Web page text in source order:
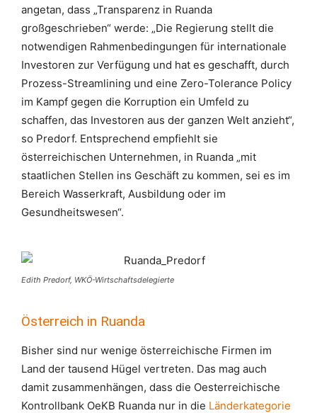
angetan, dass „Transparenz in Ruanda
großgeschrieben“ werde: „Die Regierung stellt die
notwendigen Rahmenbedingungen für internationale
Investoren zur Verfügung und hat es geschafft, durch
Prozess-Streamlining und eine Zero-Tolerance Policy
im Kampf gegen die Korruption ein Umfeld zu
schaffen, das Investoren aus der ganzen Welt anzieht“,
so Predorf. Entsprechend empfiehlt sie
österreichischen Unternehmen, in Ruanda „mit
staatlichen Stellen ins Geschäft zu kommen, sei es im
Bereich Wasserkraft, Ausbildung oder im
Gesundheitswesen“.
Edith Predorf, WKÖ-Wirtschaftsdelegierte
Österreich in Ruanda
Bisher sind nur wenige österreichische Firmen im
Land der tausend Hügel vertreten. Das mag auch
damit zusammenhängen, dass die Oesterreichische
Kontrollbank OeKB Ruanda nur in die Länderkategorie